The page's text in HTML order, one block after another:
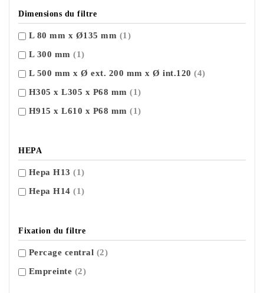
Dimensions du filtre
L 80 mm x Ø135 mm (1)
L 300 mm (1)
L 500 mm x Ø ext. 200 mm x Ø int.120 (4)
H305 x L305 x P68 mm (1)
H915 x L610 x P68 mm (1)
HEPA
Hepa H13 (1)
Hepa H14 (1)
Fixation du filtre
Percage central (2)
Empreinte (2)